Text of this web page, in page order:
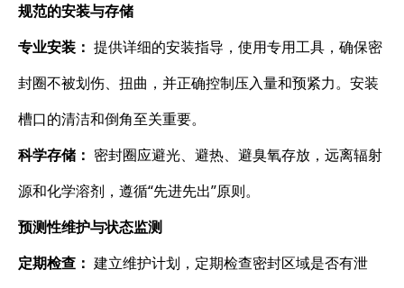
规范的安装与存储
专业安装：​ ​ 提供详细的安装指导，使用专用工具，确保密
封圈不被划伤、扭曲，并正确控制压入量和预紧力。安装
槽口的清洁和倒角至关重要。
科学存储：​ ​ 密封圈应避光、避热、避臭氧存放，远离辐射
源和化学溶剂，遵循“先进先出”原则。
预测性维护与状态监测
定期检查：​ ​ 建立维护计划，定期检查密封区域是否有泄